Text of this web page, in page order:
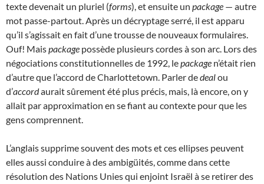
texte devenait un pluriel (forms), et ensuite un package — autre
mot passe-partout. Après un décryptage serré, il est apparu
qu’il s’agissait en fait d’une trousse de nouveaux formulaires.
Ouf! Maispackage possède plusieurs cordes à son arc. Lors des
négociations constitutionnelles de 1992, lepackage n’était rien
d’autre que l’accord de Charlottetown. Parler dedealou
d’accordaurait sûrement été plus précis, mais, là encore, on y
allait par approximation en se fiant au contexte pour que les
gens comprennent.
L’anglais supprime souvent des mots et ces ellipses peuvent
elles aussi conduire à des ambigüités, comme dans cette
résolution des Nations Unies qui enjoint Israël à se retirer des